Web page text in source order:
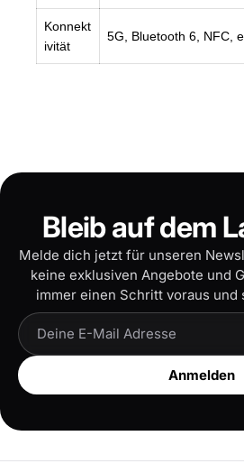
Konnekt
ivität
5G, Bluetooth 6, NFC,
Bleib auf dem
Melde dich jetzt für unseren
keine exklusiven Angebote und
immer einen Schritt voraus und
Anmelden